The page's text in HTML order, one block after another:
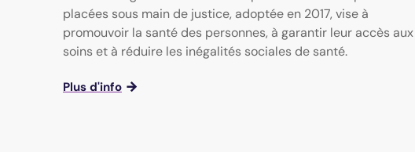
placées sous main de justice, adoptée en 2017, vise à
promouvoir la santé des personnes, à garantir leur accès aux
soins et à réduire les inégalités sociales de santé.
Plus d'info